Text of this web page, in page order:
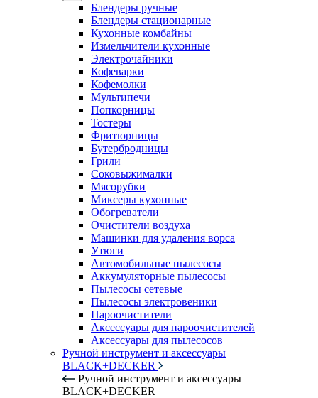
Блендеры ручные
Блендеры стационарные
Кухонные комбайны
Измельчители кухонные
Электрочайники
Кофеварки
Кофемолки
Мультипечи
Попкорницы
Тостеры
Фритюрницы
Бутербродницы
Грили
Соковыжималки
Мясорубки
Миксеры кухонные
Обогреватели
Очистители воздуха
Машинки для удаления ворса
Утюги
Автомобильные пылесосы
Аккумуляторные пылесосы
Пылесосы сетевые
Пылесосы электровеники
Пароочистители
Аксессуары для пароочистителей
Аксессуары для пылесосов
Ручной инструмент и аксессуары
BLACK+DECKER
Ручной инструмент и аксессуары
BLACK+DECKER